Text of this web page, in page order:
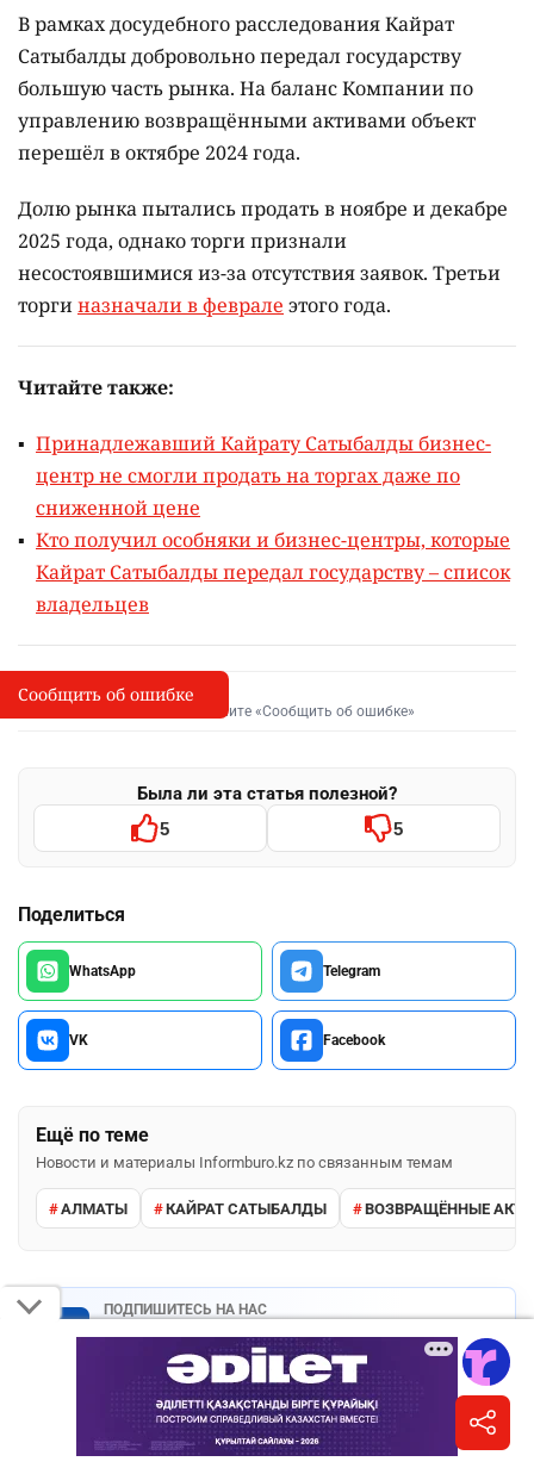
В рамках досудебного расследования Кайрат
Сатыбалды добровольно передал государству
большую часть рынка. На баланс Компании по
управлению возвращёнными активами объект
перешёл в октябре 2024 года.
Долю рынка пытались продать в ноябре и декабре
2025 года, однако торги признали
несостоявшимися из-за отсутствия заявок. Третьи
торгиназначали в феврале этого года.
Читайте также:
Принадлежавший Кайрату Сатыбалды бизнес-
центр не смогли продать на торгах даже по
сниженной цене
Кто получил особняки и бизнес-центры, которые
Кайрат Сатыбалды передал государству – список
владельцев
I
Сообщить об опечатке
Выделите фрагмент и нажмите «Сообщить об ошибке»
Была ли эта статья полезной?
5 5
Поделиться
WhatsApp Telegram
VK Facebook
Ещё по теме
Новости и материалы Informburo.kz по связанным темам
АЛМАТЫ КАЙРАТ САТЫБАЛДЫ ВОЗВРАЩЁННЫЕ
ПОДПИШИТЕСЬ НА НАС
Informburo.kz в Facebook
Главные новости и обсуждения в вашей ленте.
Подписаться
Сообщить об ошибке